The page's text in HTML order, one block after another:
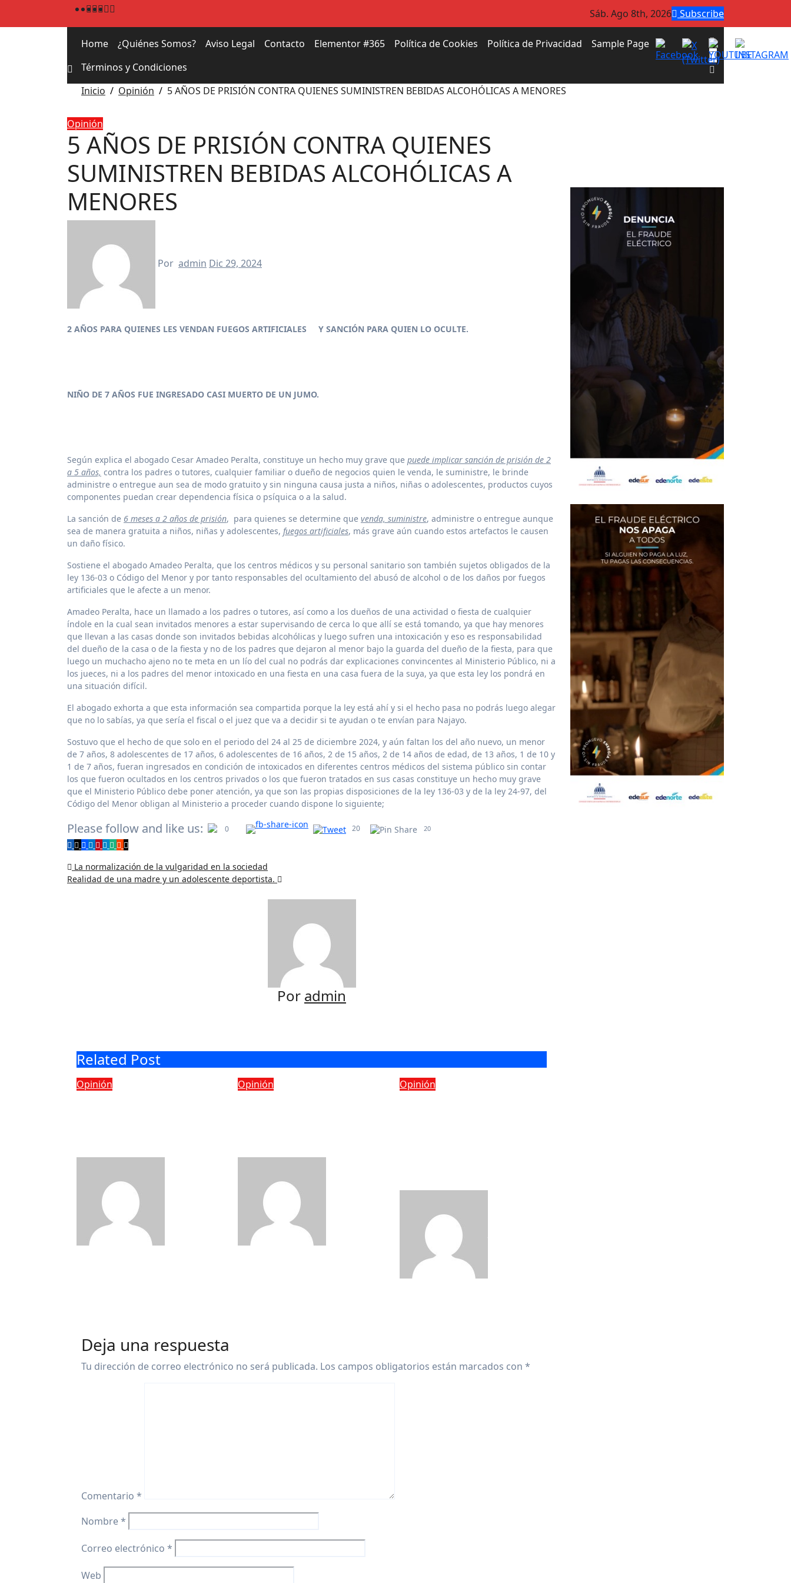
Sáb. Ago 8th, 2026 Subscribe
Home ¿Quiénes Somos? Aviso Legal Contacto Elementor #365 Política de Cookies Política de Privacidad
Sample Page
Términos y Condiciones
Inicio
Opinión 5 AÑOS DE PRISIÓN CONTRA QUIENES SUMINISTREN BEBIDAS ALCOHÓLICAS A MENORES
Opinión
5 AÑOS DE PRISIÓN CONTRA QUIENES
SUMINISTREN BEBIDAS ALCOHÓLICAS A
MENORES
Por admin Dic 29, 2024
2 AÑOS PARA QUIENES LES VENDAN FUEGOS ARTIFICIALES Y SANCIÓN PARA QUIEN LO OCULTE.
NIÑO DE 7 AÑOS FUE INGRESADO CASI MUERTO DE UN JUMO.
Según explica el abogado Cesar Amadeo Peralta, constituye un hecho muy grave que puede implicar sanción de prisión de 2
a 5 años, contra los padres o tutores, cualquier familiar o dueño de negocios quien le venda, le suministre, le brinde
administre o entregue aun sea de modo gratuito y sin ninguna causa justa a niños, niñas o adolescentes, productos cuyos
componentes puedan crear dependencia física o psíquica o a la salud.
La sanción de 6 meses a 2 años de prisión, para quienes se determine que venda, suministre, administre o entregue aunque
sea de manera gratuita a niños, niñas y adolescentes, fuegos artificiales, más grave aún cuando estos artefactos le causen
un daño físico.
Sostiene el abogado Amadeo Peralta, que los centros médicos y su personal sanitario son también sujetos obligados de la
ley 136-03 o Código del Menor y por tanto responsables del ocultamiento del abusó de alcohol o de los daños por fuegos
artificiales que le afecte a un menor.
Amadeo Peralta, hace un llamado a los padres o tutores, así como a los dueños de una actividad o fiesta de cualquier
índole en la cual sean invitados menores a estar supervisando de cerca lo que allí se está tomando, ya que hay menores
que llevan a las casas donde son invitados bebidas alcohólicas y luego sufren una intoxicación y eso es responsabilidad
del dueño de la casa o de la fiesta y no de los padres que dejaron al menor bajo la guarda del dueño de la fiesta, para que
luego un muchacho ajeno no te meta en un lío del cual no podrás dar explicaciones convincentes al Ministerio Público, ni a
los jueces, ni a los padres del menor intoxicado en una fiesta en una casa fuera de la suya, ya que esta ley los pondrá en
una situación difícil.
El abogado exhorta a que esta información sea compartida porque la ley está ahí y si el hecho pasa no podrás luego alegar
que no lo sabías, ya que sería el fiscal o el juez que va a decidir si te ayudan o te envían para Najayo.
Sostuvo que el hecho de que solo en el periodo del 24 al 25 de diciembre 2024, y aún faltan los del año nuevo, un menor
de 7 años, 8 adolescentes de 17 años, 6 adolescentes de 16 años, 2 de 15 años, 2 de 14 años de edad, de 13 años, 1 de 10 y
1 de 7 años, fueran ingresados en condición de intoxicados en diferentes centros médicos del sistema público sin contar
los que fueron ocultados en los centros privados o los que fueron tratados en sus casas constituye un hecho muy grave
que el Ministerio Público debe poner atención, ya que son las propias disposiciones de la ley 136-03 y de la ley 24-97, del
Código del Menor obligan al Ministerio a proceder cuando dispone lo siguiente;
Please follow and like us: 0 20 20
La normalización de la vulgaridad en la sociedad
Realidad de una madre y un adolescente deportista.
Por admin
Related Post
Opinión Opinión Opinión
Deja una respuesta
Tu dirección de correo electrónico no será publicada. Los campos obligatorios están marcados con *
Comentario *
Nombre*
Correo electrónico *
Web